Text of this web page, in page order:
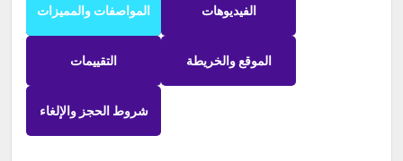
المواصفات والمميزات الفيديوهات
التقييمات الموقع والخريطة
شروط الحجز والإلغاء